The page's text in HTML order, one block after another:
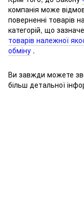
компанія може
поверненні товарів
категорій, що
товарів належної
обміну .
Ви завжди можете
більш детальної